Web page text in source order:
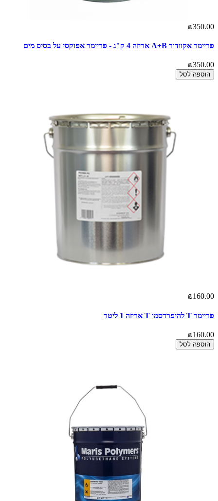
₪350.00
פריימר אקוודור A+B אריזה 4 ק"ג - פריימר אפוקסי על בסיס מים
₪350.00
הוספה לסל
₪160.00
פריימר T להיפרדסמו T אריזה 1 ליטר
₪160.00
הוספה לסל